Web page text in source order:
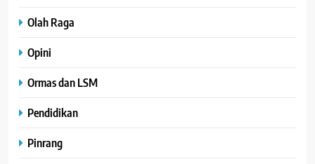
Olah Raga
Opini
Ormas dan LSM
Pendidikan
Pinrang